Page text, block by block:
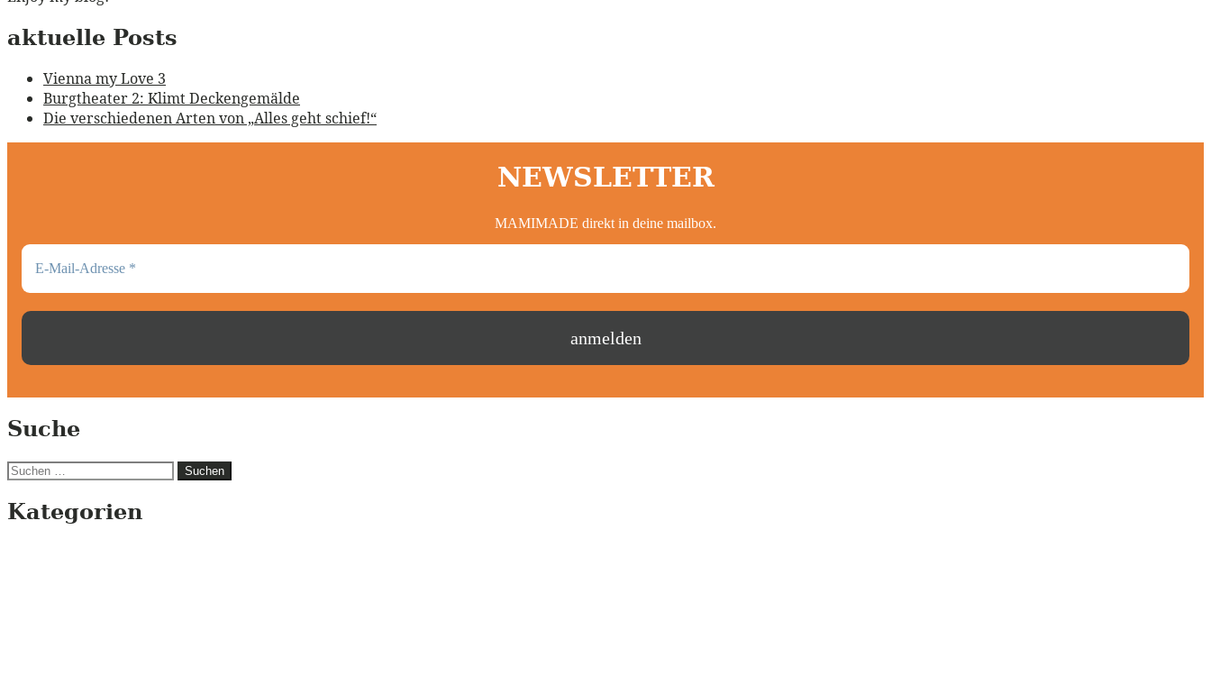
aktuelle Posts
Vienna my Love 3
Burgtheater 2: Klimt Deckengemälde
Die verschiedenen Arten von „Alles geht schief!“
NEWSLETTER
MAMIMADE direkt in deine mailbox.
Suche
Suchen
Kategorien